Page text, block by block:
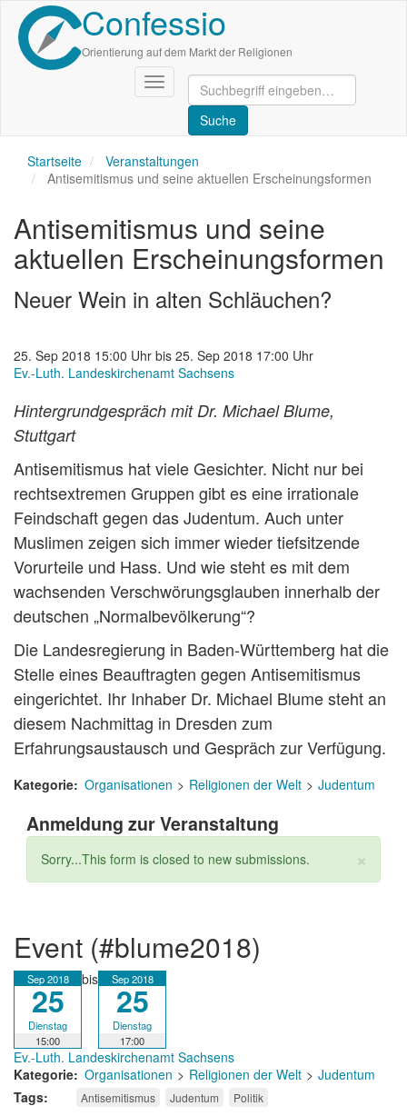
Direkt
zum
Inhalt
Confessio
Orientierung auf dem Markt der Religionen
Navigation
aktivieren/deaktivieren
Startseite
Veranstaltungen
Antisemitismus und seine aktuellen Erscheinungsformen
Antisemitismus und seine
aktuellen Erscheinungsformen
Neuer Wein in alten Schläuchen?
25. Sep 2018 15:00 Uhr bis 25. Sep 2018 17:00 Uhr
Ev.-Luth. Landeskirchenamt Sachsens
Hintergrundgespräch mit Dr. Michael Blume,
Stuttgart
Antisemitismus hat viele Gesichter. Nicht nur bei
rechtsextremen Gruppen gibt es eine irrationale
Feindschaft gegen das Judentum. Auch unter
Muslimen zeigen sich immer wieder tiefsitzende
Vorurteile und Hass. Und wie steht es mit dem
wachsenden Verschwörungsglauben innerhalb der
deutschen „Normalbevölkerung“?
Die Landesregierung in Baden-Württemberg hat die
Stelle eines Beauftragten gegen Antisemitismus
eingerichtet. Ihr Inhaber Dr. Michael Blume steht an
diesem Nachmittag in Dresden zum
Erfahrungsaustausch und Gespräch zur Verfügung.
Kategorie Organisationen Religionen der Welt Judentum
Anmeldung zur Veranstaltung
×
Statusmeldung
Sorry...This form is closed to new submissions.
event (#blume2018)
Sep 2018
25
Dienstag
15:00
bis Sep 2018
25
Dienstag
17:00
Ev.-Luth. Landeskirchenamt Sachsens
Kategorie Organisationen Religionen der Welt
Judentum
Tags
Antisemitismus Judentum Politik